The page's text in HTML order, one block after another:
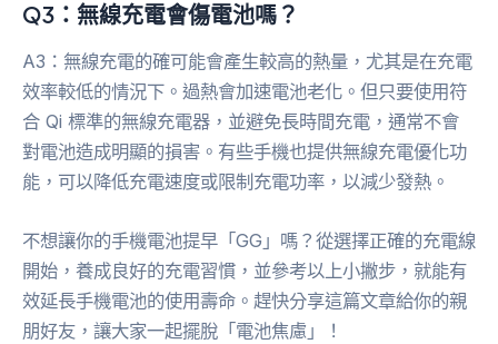
Q3：無線充電會傷電池嗎？
A3：無線充電的確可能會產生較高的熱量，尤其是在充電
效率較低的情況下。過熱會加速電池老化。但只要使用符
合 Qi 標準的無線充電器，並避免長時間充電，通常不會
對電池造成明顯的損害。有些手機也提供無線充電優化功
能，可以降低充電速度或限制充電功率，以減少發熱。
不想讓你的手機電池提早「GG」嗎？從選擇正確的充電線
開始，養成良好的充電習慣，並參考以上小撇步，就能有
效延長手機電池的使用壽命。趕快分享這篇文章給你的親
朋好友，讓大家一起擺脫「電池焦慮」！